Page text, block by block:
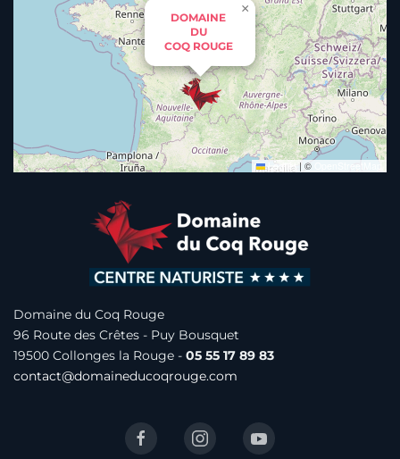
DOMAINE
DU
COQ ROUGE
×
Leaflet | ©
Domaine du Coq Rouge
96 Route des Crêtes - Puy Bousquet
19500 Collonges la Rouge - 05 55 17 89 83
contact@domaineducoqrouge.com